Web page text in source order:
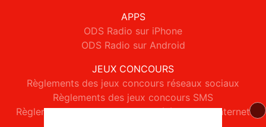
APPS
ODS Radio sur iPhone
ODS Radio sur Android
JEUX CONCOURS
Règlements des jeux concours réseaux sociaux
Règlements des jeux concours SMS
Règlements des jeux concours téléphone et internet